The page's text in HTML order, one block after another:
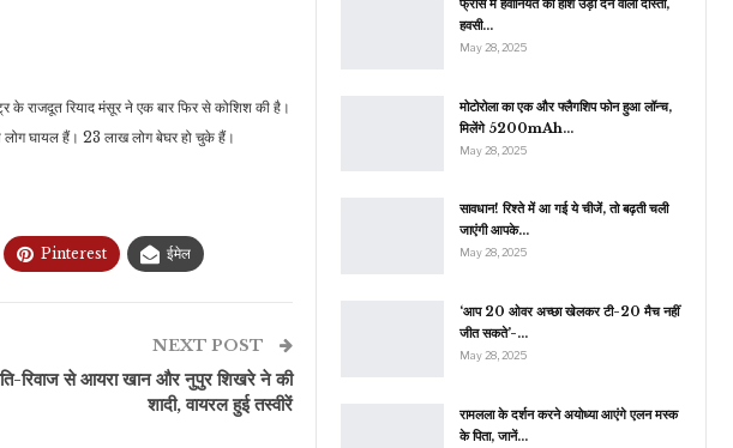
के राजदूत रियाद मंसूर ने एक बार फिर से कोशिश की है।
लोग घायल हैं। 23 लाख लोग बेघर हो चुके हैं।
Pinterest ईमेल
NEXT POST
रिवाज से आयरा खान और नुपुर शिखरे ने की
शादी, वायरल हुई तस्वीरें
फ्रांस में हैवानियत की होश उड़ा देने वाली दास्तां,
हवसी…
May 28, 2025
मोटोरोला का एक और फ्लैगशिप फोन हुआ लॉन्च,
मिलेंगे 5200mAh…
May 28, 2025
सावधान! रिश्ते में आ गई ये चीजें, तो बढ़ती चली
जाएंगी आपके…
May 28, 2025
‘आप 20 ओवर अच्छा खेलकर टी-20 मैच नहीं
जीत सकते’-…
May 28, 2025
रामलला के दर्शन करने अयोध्या आएंगे एलन मस्क
के पिता, जानें…